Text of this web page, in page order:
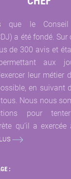
que le Conseil
a été fondé. Sur
de 300 avis et
aux
leur métier
en suivant
Nous nous
pour
qu’il a
: